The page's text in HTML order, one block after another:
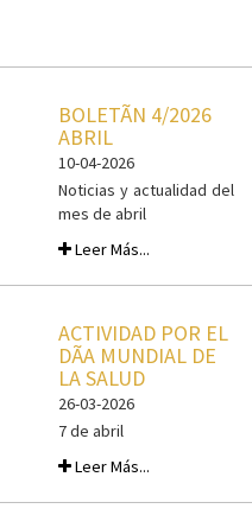
BOLETÃ­N 4/2026
ABRIL
10-04-2026
Noticias y actualidad del
mes de abril
Leer Más...
ACTIVIDAD POR EL
DÃ­A MUNDIAL DE
LA SALUD
26-03-2026
7 de abril
Leer Más...